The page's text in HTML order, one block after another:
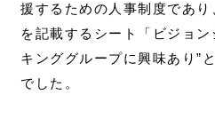
援するための人事制度であ
を記載するシート「ビジョ
キンググループに興味あり”
でした。